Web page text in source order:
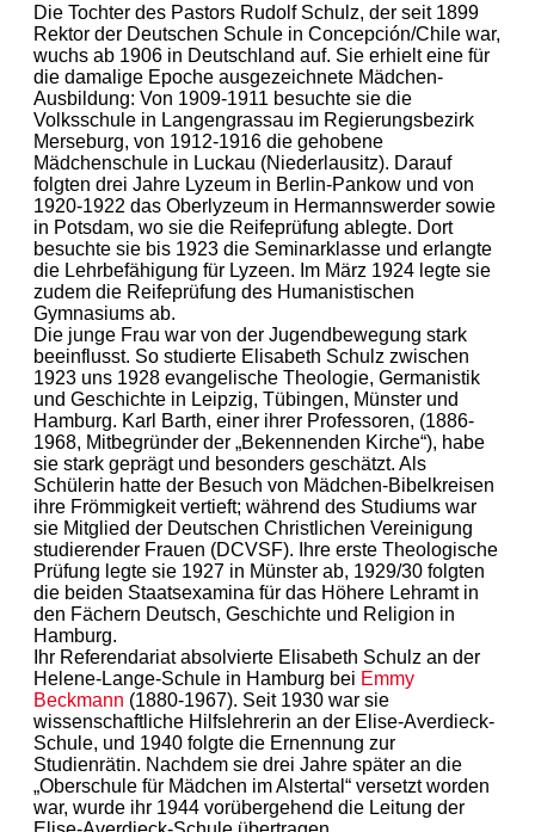
Die Tochter des Pastors Rudolf Schulz, der seit 1899
Rektor der Deutschen Schule in Concepción/Chile war,
wuchs ab 1906 in Deutschland auf. Sie erhielt eine für
die damalige Epoche ausgezeichnete Mädchen-
Ausbildung: Von 1909-1911 besuchte sie die
Volksschule in Langengrassau im Regierungsbezirk
Merseburg, von 1912-1916 die gehobene
Mädchenschule in Luckau (Niederlausitz). Darauf
folgten drei Jahre Lyzeum in Berlin-Pankow und von
1920-1922 das Oberlyzeum in Hermannswerder sowie
in Potsdam, wo sie die Reifeprüfung ablegte. Dort
besuchte sie bis 1923 die Seminarklasse und erlangte
die Lehrbefähigung für Lyzeen. Im März 1924 legte sie
zudem die Reifeprüfung des Humanistischen
Gymnasiums ab.
Die junge Frau war von der Jugendbewegung stark
beeinflusst. So studierte Elisabeth Schulz zwischen
1923 uns 1928 evangelische Theologie, Germanistik
und Geschichte in Leipzig, Tübingen, Münster und
Hamburg. Karl Barth, einer ihrer Professoren, (1886-
1968, Mitbegründer der „Bekennenden Kirche“), habe
sie stark geprägt und besonders geschätzt. Als
Schülerin hatte der Besuch von Mädchen-Bibelkreisen
ihre Frömmigkeit vertieft; während des Studiums war
sie Mitglied der Deutschen Christlichen Vereinigung
studierender Frauen (DCVSF). Ihre erste Theologische
Prüfung legte sie 1927 in Münster ab, 1929/30 folgten
die beiden Staatsexamina für das Höhere Lehramt in
den Fächern Deutsch, Geschichte und Religion in
Hamburg.
Ihr Referendariat absolvierte Elisabeth Schulz an der
Helene-Lange-Schule in Hamburg bei Emmy
Beckmann (1880-1967). Seit 1930 war sie
wissenschaftliche Hilfslehrerin an der Elise-Averdieck-
Schule, und 1940 folgte die Ernennung zur
Studienrätin. Nachdem sie drei Jahre später an die
„Oberschule für Mädchen im Alstertal“ versetzt worden
war, wurde ihr 1944 vorübergehend die Leitung der